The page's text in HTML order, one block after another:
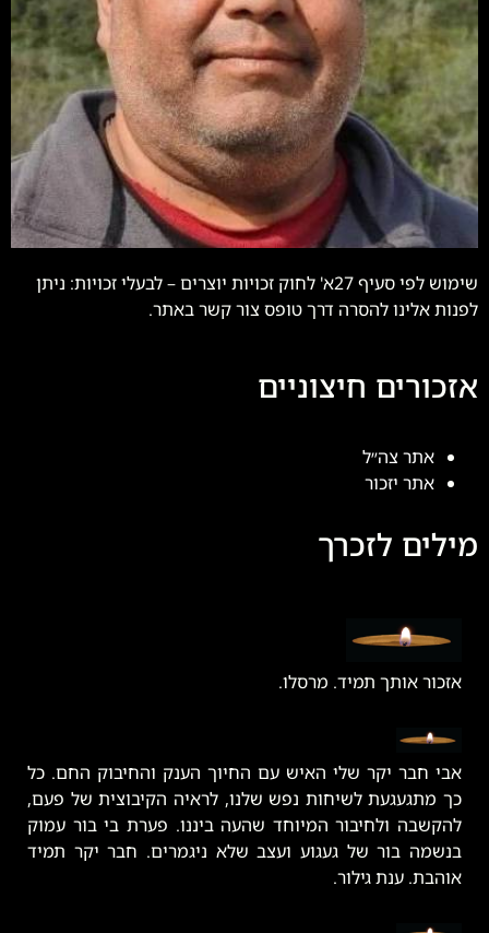
שימוש לפי סעיף 27א' לחוק זכויות יוצרים – לבעלי זכויות: ניתן
לפנות אלינו להסרה דרך טופס צור קשר באתר.
אזכורים חיצוניים
אתר צה״ל
אתר יזכור
מילים לזכרך
אזכור אותך תמיד. מרסלו.
אבי חבר יקר שלי האיש עם החיוך הענק והחיבוק החם. כל
כך מתגעגעת לשיחות נפש שלנו, לראיה הקיבוצית של פעם,
להקשבה ולחיבור המיוחד שהעה ביננו. פערת בי בור עמוק
בנשמה בור של געגוע ועצב שלא ניגמרים. חבר יקר תמיד
אוהבת. ענת גילור.